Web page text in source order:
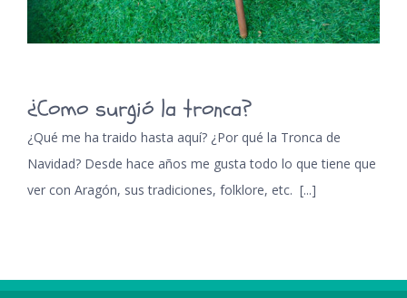
¿Como surgió la tronca?
¿Qué me ha traido hasta aquí? ¿Por qué la Tronca de
Navidad? Desde hace años me gusta todo lo que tiene que
ver con Aragón, sus tradiciones, folklore, etc. [...]